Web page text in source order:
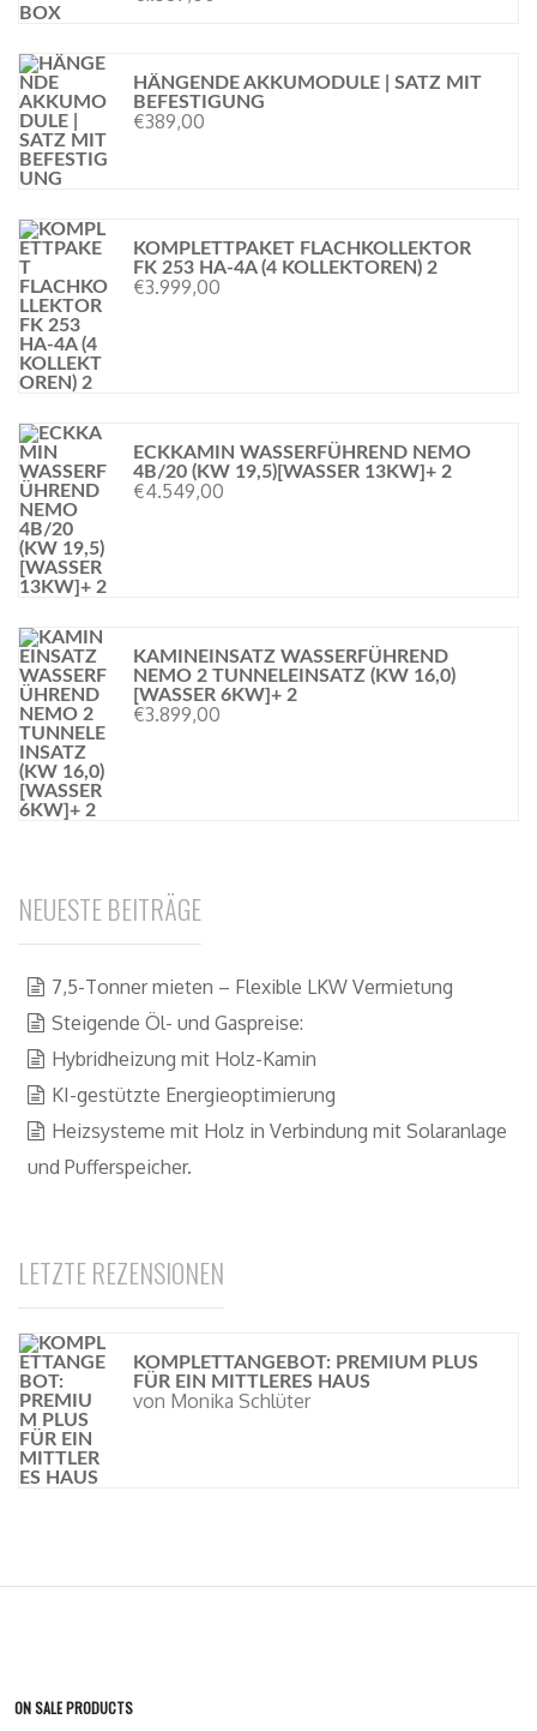
HÄNGENDE AKKUMODULE | SATZ MIT
BEFESTIGUNG
€389,00
KOMPLETTPAKET FLACHKOLLEKTOR
FK 253 HA-4A (4 KOLLEKTOREN) 2
€3.999,00
ECKKAMIN WASSERFÜHREND NEMO
4B/20 (KW 19,5)[WASSER 13KW]+ 2
€4.549,00
KAMINEINSATZ WASSERFÜHREND
NEMO 2 TUNNELEINSATZ (KW 16,0)
[WASSER 6KW]+ 2
€3.899,00
NEUESTE BEITRÄGE
7,5-Tonner mieten – Flexible LKW Vermietung
Steigende Öl- und Gaspreise:
Hybridheizung mit Holz-Kamin
KI-gestützte Energieoptimierung
Heizsysteme mit Holz in Verbindung mit Solaranlage
und Pufferspeicher.
LETZTE REZENSIONEN
KOMPLETTANGEBOT: PREMIUM PLUS
FÜR EIN MITTLERES HAUS
von Monika Schlüter
ON SALE PRODUCTS